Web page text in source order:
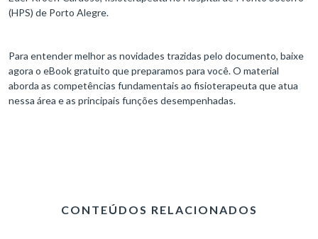
(HPS) de Porto Alegre.
Para entender melhor as novidades trazidas pelo documento, baixe
agora o eBook gratuito que preparamos para você. O material
aborda as competências fundamentais ao fisioterapeuta que atua
nessa área e as principais funções desempenhadas.
CONTEÚDOS RELACIONADOS